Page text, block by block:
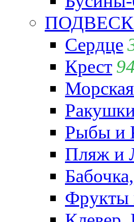
Сердце
Крест
Морская
Рыбы и
Пляж и
Фрукты